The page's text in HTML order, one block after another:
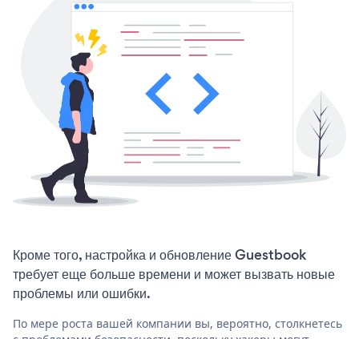
Кроме того, настройка и обновление Guestbook
требует еще больше времени и может вызвать новые
проблемы или ошибки.
По мере роста вашей компании вы, вероятно, столкнетесь